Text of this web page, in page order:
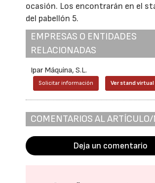
ocasión. Los encontrarán en el
del pabellón 5.
EMPRESAS O ENTIDADES
RELACIONADAS
Ipar Máquina, S.L.
Solicitar información Ver stand virtual
COMENTARIOS AL
Deja un comentario